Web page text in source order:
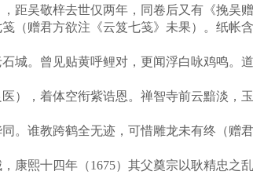
距吴敬梓去世仅两年，同卷后又有《挽吴
赠君方欲注《云笈七笺》未果）。纸帐
。曾见贴黄呼鲤对，更闻浮白咏鸡鸣。
，着体空衔紫诰恩。禅智寺前云黯淡，
谁教跨鹤全无迹，可惜雕龙未有终（赠
熙十四年（1675）其父奠宗以耿精忠之